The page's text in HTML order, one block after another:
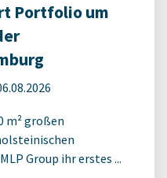
Portfolio um
m² großen
Group ihr erstes ...